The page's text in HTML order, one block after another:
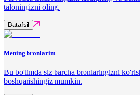
taloningizni oling.
Batafsil
Mening bronlarim
Bu bo'limda siz barcha bronlaringizni
boshqarishingiz mumkin.